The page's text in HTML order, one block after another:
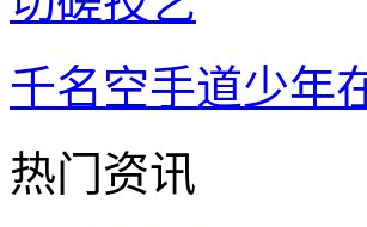
千名空手道少年
热门资讯